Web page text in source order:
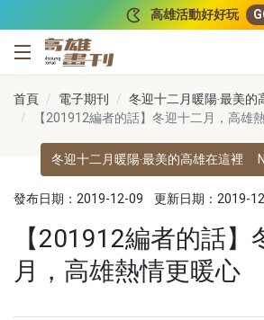
高雄活動好好玩
高雄畫刊
首頁 電子期刊
冬迎十二月暖陽‧最美的
【201912編者的話】冬迎十二月，高雄
冬迎十二月暖陽‧最美的高雄在這裡
發布日期：2019-12-09 更新日期：2019-
【201912編者的話】
月，高雄熱情更暖心